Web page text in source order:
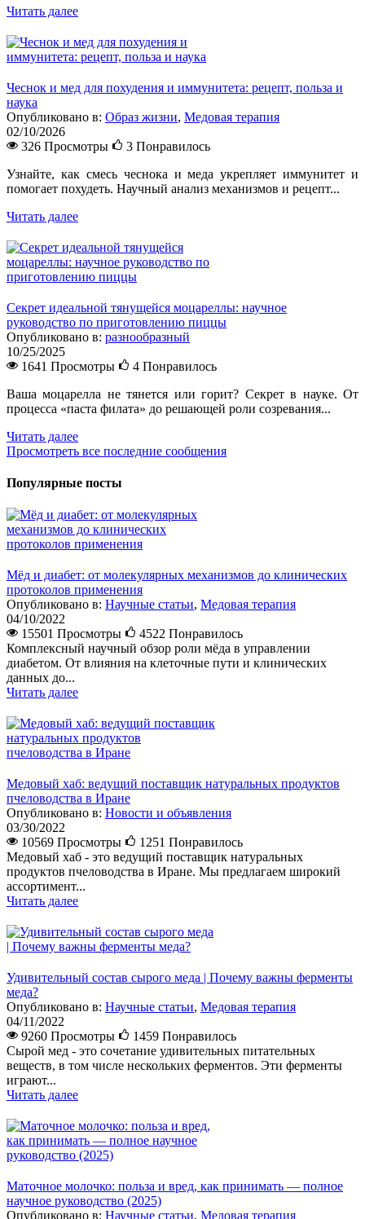
Читать далее
Чеснок и мед для похудения и иммунитета: рецепт, польза и
наука
Опубликовано в: Образ жизни, Медовая терапия
02/10/2026
326 Просмотры
3 Понравилось
Узнайте, как смесь чеснока и меда укрепляет иммунитет и
помогает похудеть. Научный анализ механизмов и рецепт...
Читать далее
Секрет идеальной тянущейся моцареллы: научное
руководство по приготовлению пиццы
Опубликовано в: разнообразный
10/25/2025
1641 Просмотры
4 Понравилось
Ваша моцарелла не тянется или горит? Секрет в науке. От
процесса «паста филата» до решающей роли созревания...
Читать далее
Просмотреть все последние сообщения
Популярные посты
Мёд и диабет: от молекулярных механизмов до клинических
протоколов применения
Опубликовано в: Научные статьи, Медовая терапия
04/10/2022
15501 Просмотры
4522 Понравилось
Комплексный научный обзор роли мёда в управлении
диабетом. От влияния на клеточные пути и клинических
данных до...
Читать далее
Медовый хаб: ведущий поставщик натуральных продуктов
пчеловодства в Иране
Опубликовано в: Новости и объявления
03/30/2022
10569 Просмотры
1251 Понравилось
Медовый хаб - это ведущий поставщик натуральных
продуктов пчеловодства в Иране. Мы предлагаем широкий
ассортимент...
Читать далее
Удивительный состав сырого меда | Почему важны ферменты
меда?
Опубликовано в: Научные статьи, Медовая терапия
04/11/2022
9260 Просмотры
1459 Понравилось
Сырой мед - это сочетание удивительных питательных
веществ, в том числе нескольких ферментов. Эти ферменты
играют...
Читать далее
Маточное молочко: польза и вред, как принимать — полное
научное руководство (2025)
Опубликовано в: Научные статьи, Медовая терапия